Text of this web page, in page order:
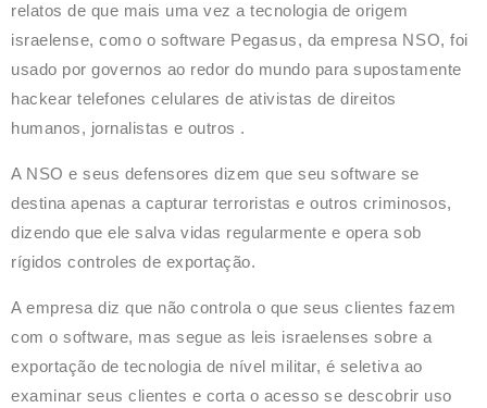
relatos de que mais uma vez a tecnologia de origem
israelense, como o software Pegasus, da empresa NSO, foi
usado por governos ao redor do mundo para supostamente
hackear telefones celulares de ativistas de direitos
humanos, jornalistas e outros .
A NSO e seus defensores dizem que seu software se
destina apenas a capturar terroristas e outros criminosos,
dizendo que ele salva vidas regularmente e opera sob
rígidos controles de exportação.
A empresa diz que não controla o que seus clientes fazem
com o software, mas segue as leis israelenses sobre a
exportação de tecnologia de nível militar, é seletiva ao
examinar seus clientes e corta o acesso se descobrir uso